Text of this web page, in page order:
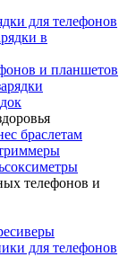
для телефонов
в
и планшетов
браслетам
телефонов и
для телефонов